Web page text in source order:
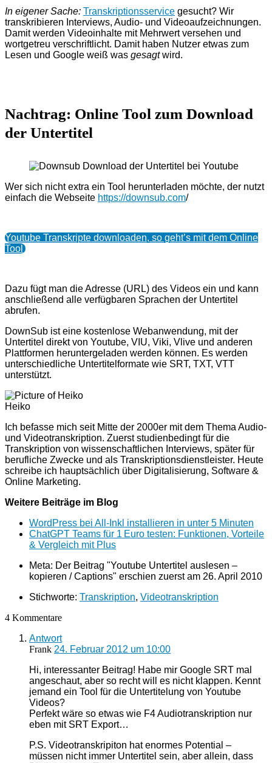
In eigener Sache: Transkriptionsservice gesucht? Wir
transkribieren Interviews, Audio- und Videoaufzeichnungen.
Damit werden Videoinhalte mit Mehrwert versehen und
wortgetreu verschriftlicht. Damit haben Nutzer etwas zum
Lesen und Google weiß was gesagtwird.
Nachtrag: Online Tool zum Download
der Untertitel
Wer sich nicht extra ein Tool herunterladen möchte, der nutzt
einfach die Webseite https://downsub.com/
Youtube Transkripte downloaden, so geht’s mit dem Online
Tool
Dazu fügt man die Adresse (URL) des Videos ein und kann
anschließend alle verfügbaren Sprachen der Untertitel
abrufen.
DownSub ist eine kostenlose Webanwendung, mit der
Untertitel direkt von Youtube, VIU, Viki, Vlive und anderen
Plattformen heruntergeladen werden können. Es werden
unterschiedliche Untertitelformate wie SRT, TXT, VTT
unterstützt.
Heiko
Ich befasse mich seit Mitte der 2000er mit dem Thema Audio-
und Videotranskription. Zuerst studienbedingt für die
Transkription von wissenschaftlichen Interviews, später für
berufliche Zwecke und als Transkriptionsdienstleister. Heute
schreibe ich hauptsächlich über Digitalisierung, Software &
Online Marketing.
Weitere Beiträge im Blog
WordPress bei All-Inkl installieren in unter 5 Minuten
ChatGPT Teams für 1 Euro testen: Funktionen, Vorteile
& Vergleich mit Plus
Meta: Der Beitrag "Youtube Untertitel auslesen –
kopieren / Captions" erschien zuerst am 26. April 2010
Stichworte: Transkription, Videotranskription
4 Kommentare
Antwort
Frank 24. Februar 2012 um 10:00
Hi, interessanter Beitrag! Habe mir Google SRT mal
angeschaut, aber so recht will es nicht klappen. Kennt
jemand ein Tool für die Untertitelung von Youtube
Videos?
Perfekt wäre so etwas wie F4 Audiotranskription nur
eben mit SRT Export…
P.S. Videotranskripiton hat enormes Potential –
müssen nicht immer Untertitel sein, aber allein, dass